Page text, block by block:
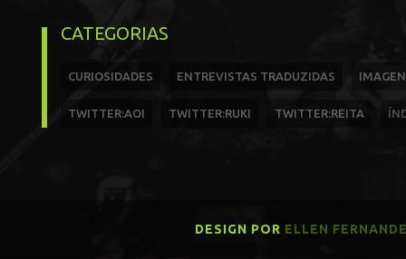
CATEGORIAS
CURIOSIDADES ENTREVISTAS TRADUZIDAS
TWITTER:AOI TWITTER:RUKI TWITTER:REITA
DESIGN POR ELLEN